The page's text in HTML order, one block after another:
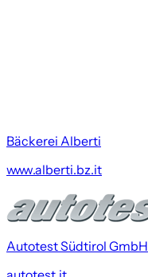
Bäckerei Alberti
www.alberti.bz.it
Autotest Südtirol GmbH